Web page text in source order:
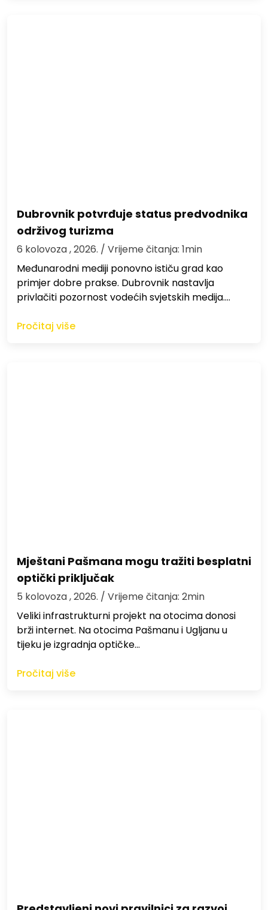
Dubrovnik potvrđuje status predvodnika
održivog turizma
6 kolovoza , 2026. / Vrijeme čitanja: 1min
Međunarodni mediji ponovno ističu grad kao
primjer dobre prakse. Dubrovnik nastavlja
privlačiti pozornost vodećih svjetskih medija.…
Pročitaj više
Mještani Pašmana mogu tražiti besplatni
optički priključak
5 kolovoza , 2026. / Vrijeme čitanja: 2min
Veliki infrastrukturni projekt na otocima donosi
brži internet. Na otocima Pašmanu i Ugljanu u
tijeku je izgradnja optičke…
Pročitaj više